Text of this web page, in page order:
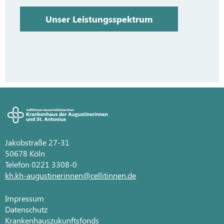
Unser Leistungsspektrum
Unser Leistungsspektrum
Unser Leistungsspektrum
Unser Leistungsspektrum
Unser Leistungsspektrum
Leistungsspektrum
Unser Leistungsspektrum
Jakobstraße 27-31
50678 Köln
Telefon 0221 3308-0
kh.kh-augustinerinnen@cellitinnen.de
Impressum
Datenschutz
Krankenhauszukunftsfonds